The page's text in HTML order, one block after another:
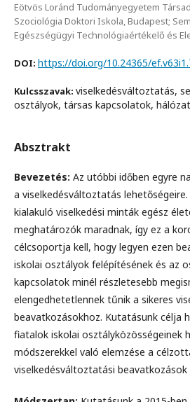
Eötvös Loránd Tudományegyetem
Szociológia Doktori Iskola, Budapest;
Egészségügyi Technológiaértékelő és
DOI: https://doi.org/10.24365/
Kulcsszavak: viselkedésváltoztatás,
osztályok, társas kapcsolatok,
Absztrakt
Bevezetés: Az utóbbi időben egyre
a viselkedésváltoztatás
kialakuló viselkedési minták egész
meghatározók maradnak, így ez a
célcsoportja kell, hogy legyen ezen
iskolai osztályok felépítésének és az
kapcsolatok minél részletesebb
elengedhetetlennek tűnik a sikeres
beavatkozásokhoz. Kutatásunk célja
fiatalok iskolai osztályközösségeinek
módszerekkel való elemzése a
viselkedésváltoztatási